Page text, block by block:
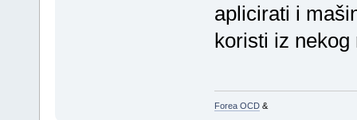
aplicirati i
koristi iz nekog
Forea OCD&